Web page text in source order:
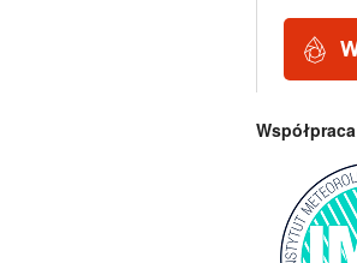
Współpraca